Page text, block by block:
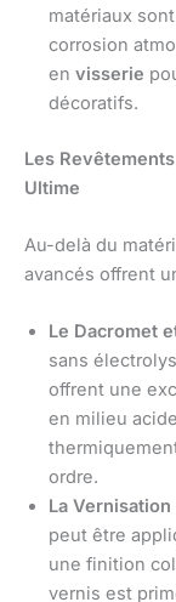
matériaux
corrosion
en visserie
décoratifs.
Les
Ultime
Au-delà du
avancés offrent
Le Dacromet
sans
offrent une
en milieu
ordre.
La Vernisation
peut être
une finition
vernis est